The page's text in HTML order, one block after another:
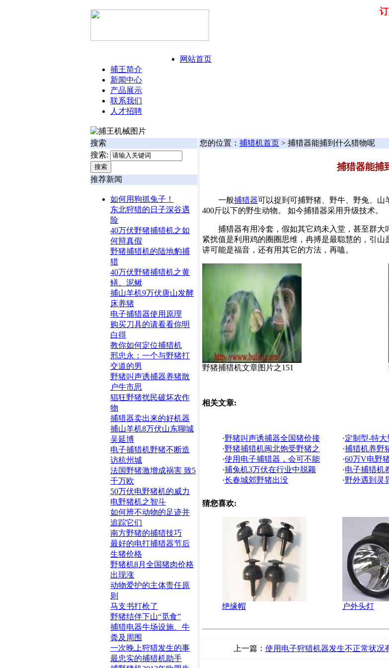
126年8月8日 星期六
网站首页
捕王简介
新闻中心
产品展示
联系我们
人才招聘
搜索
搜索:
推荐新闻
如何用狗抓兔子！
东北狩猎的日子深谷遇
险
40万伏野猪捕猎机之如
何辩真假
野猪捕猎机的陆地豹捕
猎
40万伏野猪捕猎机之黄
鳝、泥鳅
捕山羊机9万伏唐山发酵
床养猪
电子捕猎器使用原理
购买刀具的请看看你明
白得
教你如何定位捕猎机
邢忠永：一个与野猪打
交道的男
野猪叫声诱捕器养猪散
户牛市思
猖狂野猪扰民破坏农作
物
捕猎器卖出来的好机器
捕山羊机8万伏山东聊城
吴延博
电子捕猎机野猪不断造
访杭州城
法国野猪激增成祸害 致5
千万欧
50万伏电野猪机的威力
电野猪机之智斗
如何辨不动物的足迹并
追踪它们
南方野猪的捕猎技巧
最好的电打捕猎器节后
生猪价格
野猪机8月全国猪肉价格
出现涨
动物爱护的主体责任原
则
马支书打枪了
野猪结伴下山“觅食”
捕猎电器牛场设施、牛
粪及周围
一次晚上狩猎发生的事
最忠实的捕猎机助手
您的位置： 捕猎机首页 > 捕猎器能捕到什么猎物呢
捕猎器能捕
一般捕猎器可以捉到可捕野猪、野牛、野兔、山
400斤以下的野生动物。 如今捕猎器采用升级技术。
捕猎器有用冷套，假如其它鸡未入堂，甚至群大
紧扰值是利用鸡的圈圈思维，冉搏是最聪慧的，引
讲可能是福音，还有用其它的方法，再嗑。
野猪捕猎机文章图片之151
相关文章:
·野猪叫声诱捕器全国猪价接 ·定制型-特
·野猪捕猎机闽北饱受野猪之 ·捕猎机养野
·使用电子捕猎器，会可不能 ·60万V电野
·捕兔机3万伏在行业中脱颖 ·电子捕猎机
·长春城郊野猪出没 ·野外遇到灵
猜您喜欢:
绝缘帽 户外头灯
上一篇： 使用电子狩猎机器发生不正常状况